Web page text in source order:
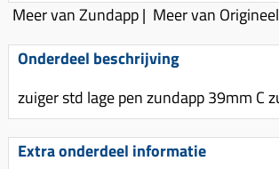
Sproeiers
Spruitstuk (delen)
Uitlaat (delen)
Uitlaat bocht
Rem (delen)
Remgrepen en remhendels
Remhevels
Remsegmenten
Remklauw (delen)
Regenkleding
Rugsteun
Vespa accessoires
Voordragers
Windschermen
Meer van Zundapp| Meer van
Onderdeel beschrijving
zuiger std lage pen zundapp 39mm C
Extra onderdeel informatie